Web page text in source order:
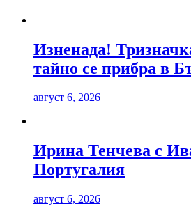
Изненада!
тайно се прибра в
август 6, 2026
Ирина Тенчева с
Португалия
август 6, 2026